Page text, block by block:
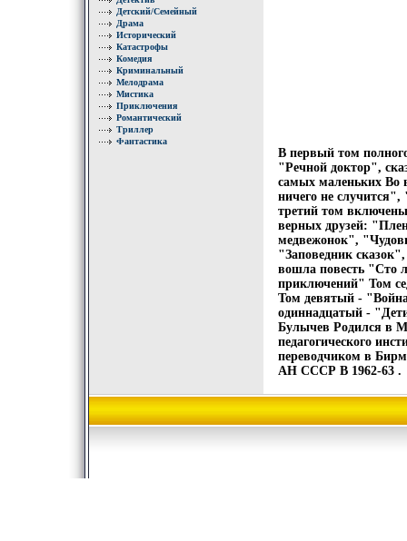
Детский/Семейный
Драма
Исторический
Катастрофы
Комедия
Криминальный
Мелодрама
Мистика
Приключения
Романтический
Триллер
Фантастика
В первый том
"Речной доктор",
самых маленьких Во
ничего не
третий том
верных друзей:
медвежонок",
"Заповедник
вошла повесть "Сто
приключений" Том
Том девятый -
одиннадцатый -
Булычев Родился в
педагогического
переводчиком в
АН СССР В 1962-63 .